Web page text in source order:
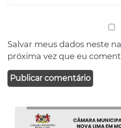
Salvar meus dados neste
próxima vez que eu